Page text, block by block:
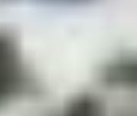
στο έδαφος σε
ή το κλείσιμο μιας
μέτρων.
δοκιμών